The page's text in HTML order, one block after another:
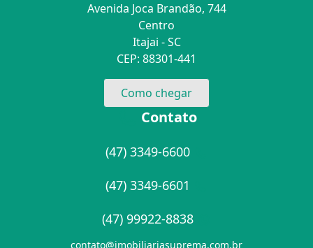
Avenida Joca Brandão, 744
Centro
Itajai - SC
CEP: 88301-441
Como chegar
Contato
(47) 3349-6600
(47) 3349-6601
(47) 99922-8838
contato@imobiliariasuprema.com.br